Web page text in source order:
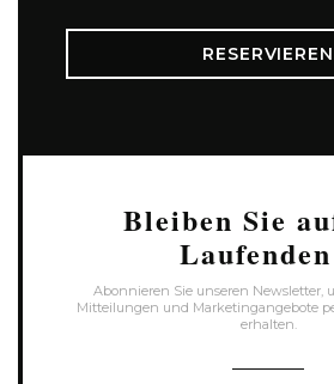
RESERVIEREN
Bleiben Sie
Laufenden
Abonnieren Sie unseren Newsletter,
Mitteilungen und Marketingangebote
erhalten.